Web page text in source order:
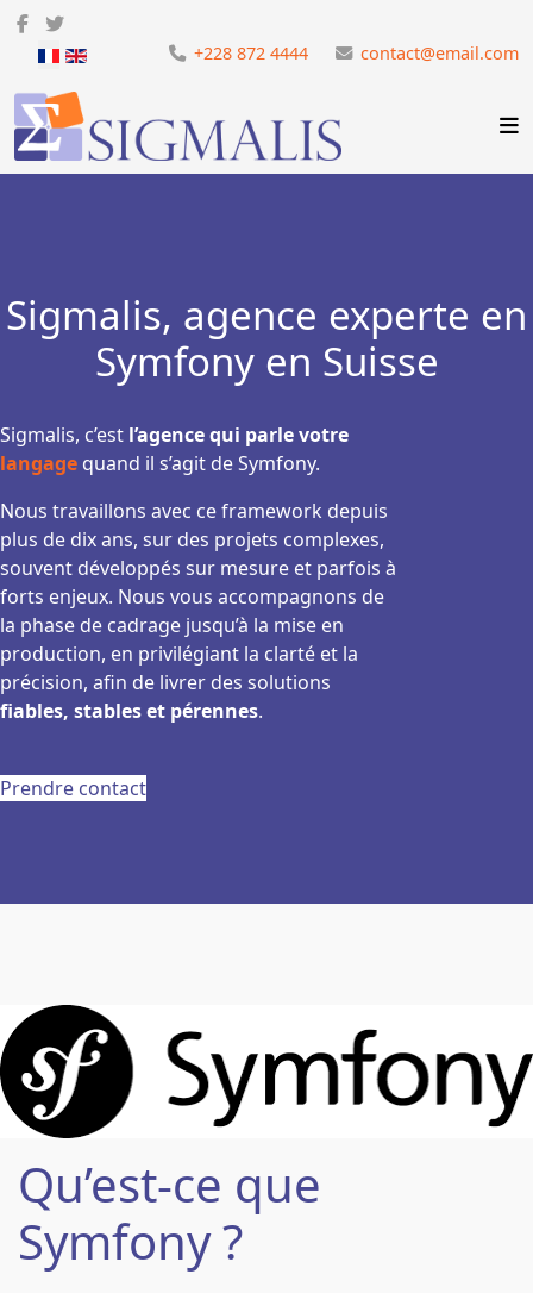
Sélectionnez votre langue
+228 872 4444 contact@email.com
Sigmalis, agence experte en
Symfony en Suisse
Sigmalis, c’est l’agence qui parle votre
langage quand il s’agit de Symfony.
Nous travaillons avec ce framework depuis
plus de dix ans, sur des projets complexes,
souvent développés sur mesure et parfois à
forts enjeux. Nous vous accompagnons de
la phase de cadrage jusqu’à la mise en
production, en privilégiant la clarté et la
précision, afin de livrer des solutions
fiables, stables et pérennes.
Prendre contact
Qu’est-ce que
Symfony ?